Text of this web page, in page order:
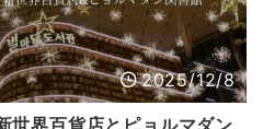
2025/12/8
世界百貨店とピョルマダン